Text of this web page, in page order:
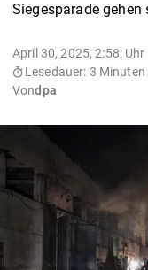
Siegesparade gehen
April 30, 2025, 2:58: Uhr
Lesedauer: 3 Minuten
Vondpa